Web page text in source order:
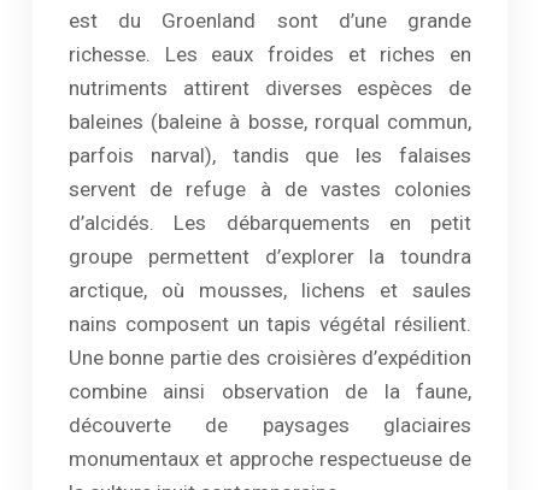
est du Groenland sont d’une grande
richesse. Les eaux froides et riches en
nutriments attirent diverses espèces de
baleines (baleine à bosse, rorqual commun,
parfois narval), tandis que les falaises
servent de refuge à de vastes colonies
d’alcidés. Les débarquements en petit
groupe permettent d’explorer la toundra
arctique, où mousses, lichens et saules
nains composent un tapis végétal résilient.
Une bonne partie des croisières d’expédition
combine ainsi observation de la faune,
découverte de paysages glaciaires
monumentaux et approche respectueuse de